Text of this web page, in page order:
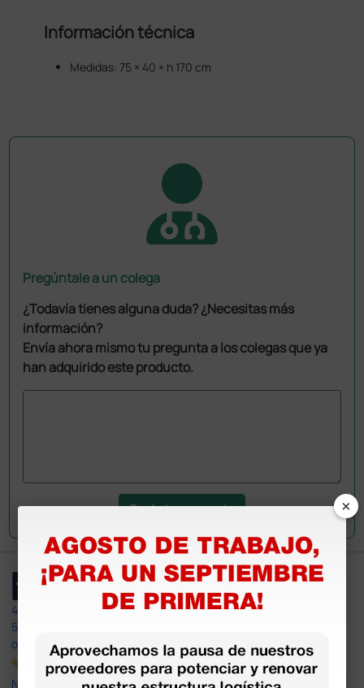
Información técnica
Medidas: 75 × 40 × h 170 cm
Pregúntale a un colega
¿Todavía tienes alguna duda? ¿Necesitas más
información?
Envía ahora mismo tu pregunta a los colegas que ya
han adquirido este producto.
Envía tu pregunta
4,4
597
opiniones
Nuestras reseñas de 4 y 5 estrellas.
×